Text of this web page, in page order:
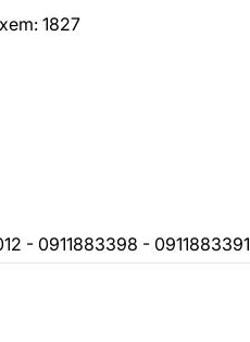
1827
- 0911883398 - 0911883391